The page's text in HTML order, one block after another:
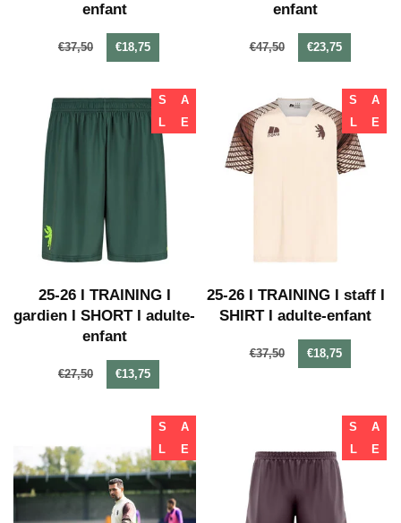
enfant
€37,50 €18,75
enfant
€47,50 €23,75
S
A
L
E
25-26 I TRAINING I
gardien I SHORT I adulte-
enfant
€27,50 €13,75
S
A
L
E
25-26 I TRAINING I staff I
SHIRT I adulte-enfant
€37,50 €18,75
S
A
L
E
S
A
L
E